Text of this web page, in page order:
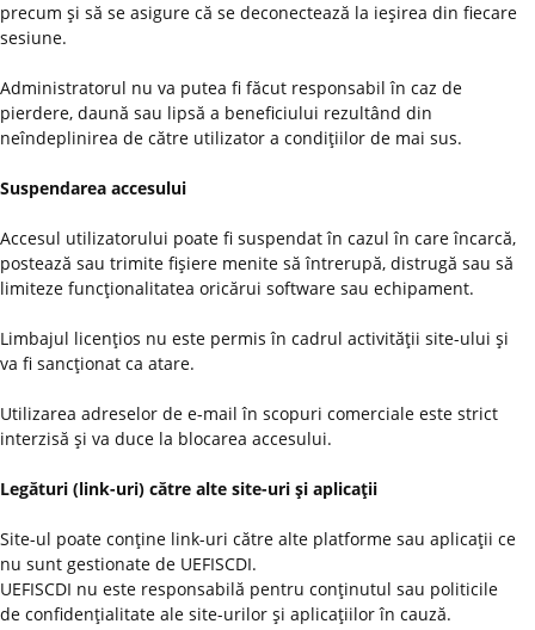
precum şi să se asigure că se deconectează la ieşirea din fiecare
sesiune.
Administratorul nu va putea fi făcut responsabil în caz de
pierdere, daună sau lipsă a beneficiului rezultând din
neîndeplinirea de către utilizator a condiţiilor de mai sus.
Suspendarea accesului
Accesul utilizatorului poate fi suspendat în cazul în care încarcă,
postează sau trimite fişiere menite să întrerupă, distrugă sau să
limiteze funcţionalitatea oricărui software sau echipament.
Limbajul licenţios nu este permis în cadrul activităţii site-ului şi
va fi sancţionat ca atare.
Utilizarea adreselor de e-mail în scopuri comerciale este strict
interzisă şi va duce la blocarea accesului.
Legături (link-uri) către alte site-uri şi aplicaţii
Site-ul poate conţine link-uri către alte platforme sau aplicaţii ce
nu sunt gestionate de UEFISCDI.
UEFISCDI nu este responsabilă pentru conţinutul sau politicile
de confidenţialitate ale site-urilor şi aplicaţiilor în cauză.